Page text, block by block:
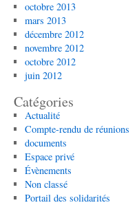
octobre 2013
mars 2013
décembre 2012
novembre 2012
octobre 2012
juin 2012
Catégories
Actualité
Compte-rendu de réunions
documents
Espace privé
Évènements
Non classé
Portail des solidarités